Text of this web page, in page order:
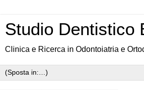
Studio Dentistico
Clinica e Ricerca in Odontoiatria e